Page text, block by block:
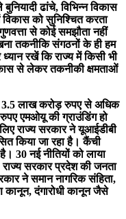
ढांचे, विभिन्न विकास
को सुनिश्चित करता
से कोई समझौता नहीं
तकनीकि संगठनों के ही हम
रखें कि राज्य में किसी भी
से लेकर तकनीकी क्षमताओं
3.5 लाख करोड़ रुपए से अधिक
एमओयू की ग्राउंडिंग हो
राज्य सरकार ने यूआईडीबी
किया जा रहा है। कैंची
है। 30 नई नीतियों को लाया
सरकार प्रदेश की जनता
ने समान नागरिक संहिता,
कानून, दंगारोधी कानून जैसे